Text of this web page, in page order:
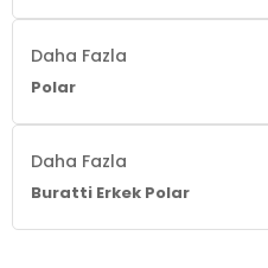
Daha Fazla
Polar
Daha Fazla
Buratti Erkek Polar